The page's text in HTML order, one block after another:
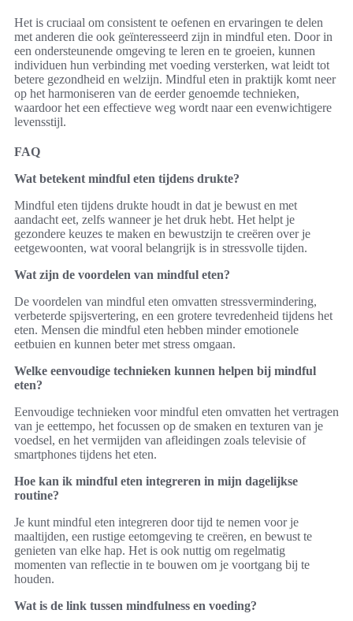
Het is cruciaal om consistent te oefenen en ervaringen te delen
met anderen die ook geïnteresseerd zijn in mindful eten. Door in
een ondersteunende omgeving te leren en te groeien, kunnen
individuen hun verbinding met voeding versterken, wat leidt tot
betere gezondheid en welzijn. Mindful eten in praktijk komt neer
op het harmoniseren van de eerder genoemde technieken,
waardoor het een effectieve weg wordt naar een evenwichtigere
levensstijl.
FAQ
Wat betekent mindful eten tijdens drukte?
Mindful eten tijdens drukte houdt in dat je bewust en met
aandacht eet, zelfs wanneer je het druk hebt. Het helpt je
gezondere keuzes te maken en bewustzijn te creëren over je
eetgewoonten, wat vooral belangrijk is in stressvolle tijden.
Wat zijn de voordelen van mindful eten?
De voordelen van mindful eten omvatten stressvermindering,
verbeterde spijsvertering, en een grotere tevredenheid tijdens het
eten. Mensen die mindful eten hebben minder emotionele
eetbuien en kunnen beter met stress omgaan.
Welke eenvoudige technieken kunnen helpen bij mindful
eten?
Eenvoudige technieken voor mindful eten omvatten het vertragen
van je eettempo, het focussen op de smaken en texturen van je
voedsel, en het vermijden van afleidingen zoals televisie of
smartphones tijdens het eten.
Hoe kan ik mindful eten integreren in mijn dagelijkse
routine?
Je kunt mindful eten integreren door tijd te nemen voor je
maaltijden, een rustige eetomgeving te creëren, en bewust te
genieten van elke hap. Het is ook nuttig om regelmatig
momenten van reflectie in te bouwen om je voortgang bij te
houden.
Wat is de link tussen mindfulness en voeding?